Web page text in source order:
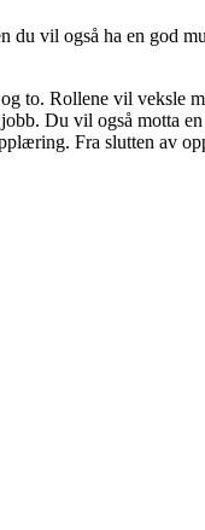
du vil også ha en god
to. Rollene vil veksle
Du vil også motta
Fra slutten av